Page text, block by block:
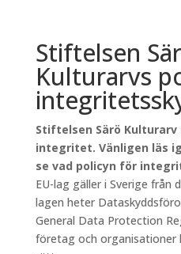
Stiftelsen
Kulturarvs
Stiftelsen Särö Kulturarv
integritet. Vänligen läs
se vad policyn för
EU-lag gäller i Sverige från
lagen heter
General Data Protection
företag och organisationer